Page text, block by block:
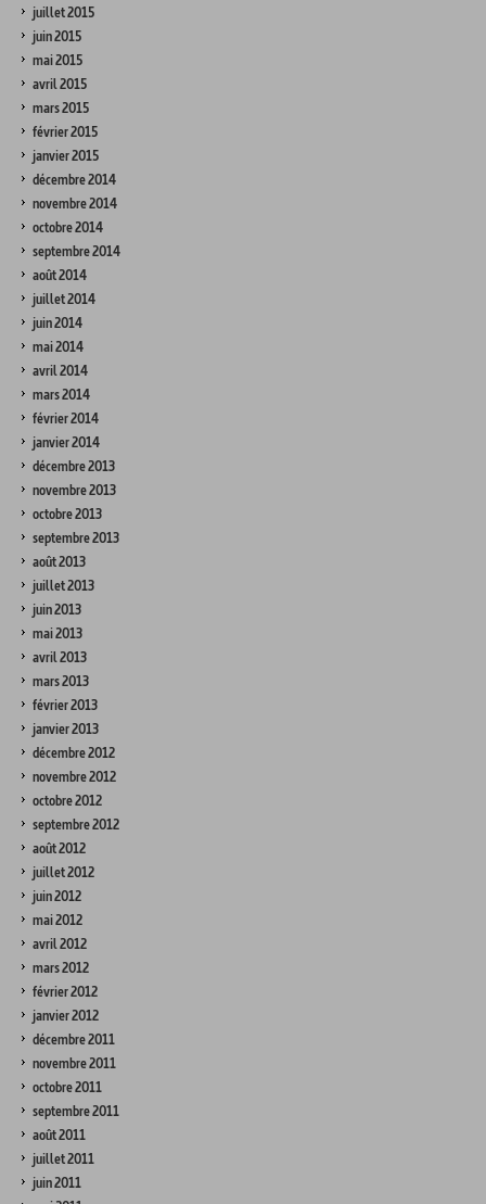
juillet 2015
juin 2015
mai 2015
avril 2015
mars 2015
février 2015
janvier 2015
décembre 2014
novembre 2014
octobre 2014
septembre 2014
août 2014
juillet 2014
juin 2014
mai 2014
avril 2014
mars 2014
février 2014
janvier 2014
décembre 2013
novembre 2013
octobre 2013
septembre 2013
août 2013
juillet 2013
juin 2013
mai 2013
avril 2013
mars 2013
février 2013
janvier 2013
décembre 2012
novembre 2012
octobre 2012
septembre 2012
août 2012
juillet 2012
juin 2012
mai 2012
avril 2012
mars 2012
février 2012
janvier 2012
décembre 2011
novembre 2011
octobre 2011
septembre 2011
août 2011
juillet 2011
juin 2011